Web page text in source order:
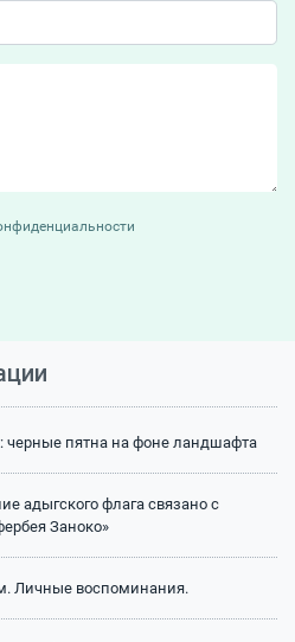
черные пятна на фоне ландшафта
адыгского флага связано с
Заноко»
Личные воспоминания.